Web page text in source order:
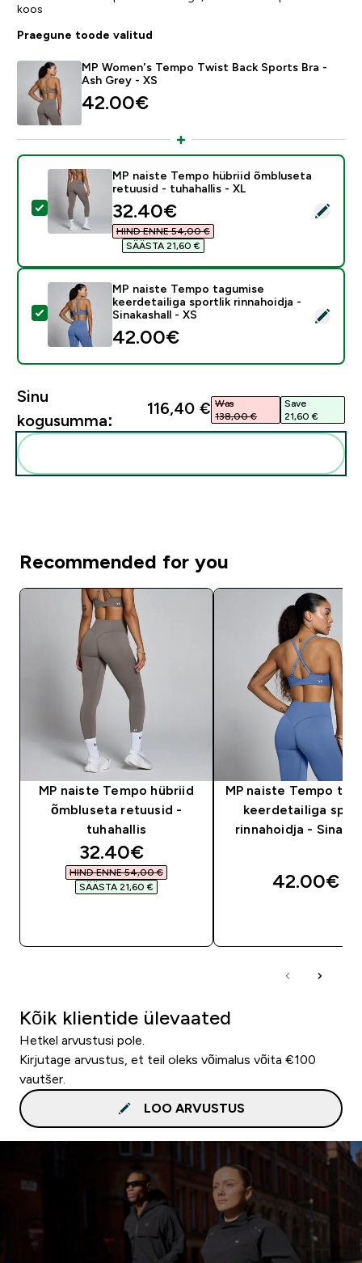
koos
Praegune toode valitud
MP Women's Tempo Twist Back Sports Bra -
Ash Grey - XS
42.00€‎
Vali see toode - MP naiste Tempo hübriid õmbluseta
MP naiste Tempo hübriid õmbluseta
retuusid - tuhahallis - XL
discounted price
32.40€‎
HIND ENNE 54,00 €‎
SÄÄSTA 21,60 €‎
Vali see toode - MP naiste Tempo tagumise
MP naiste Tempo tagumise
keerdetailiga sportlik rinnahoidja -
Sinakashall - XS
42.00€‎
Sinu
kogusumma:
116,40 €‎ Was
138,00 €‎
Save
21,60 €‎
Recommended for you
MP naiste Tempo hübriid
õmbluseta retuusid -
tuhahallis
discounted price
32.40€‎
HIND ENNE 54,00 €‎
SÄÄSTA 21,60 €‎
MP naiste Tempo
keerdetailiga
rinnahoidja -
42.00€‎
Kõik klientide ülevaated
Hetkel arvustusi pole.
Kirjutage arvustus, et teil oleks võimalus võita €100
vautšer.
LOO ARVUSTUS